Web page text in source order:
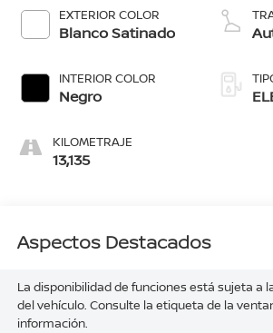
EXTERIOR COLOR
Blanco Satinado
INTERIOR COLOR
Negro
KILOMETRAJE
13,135
Aspectos Destacados
La disponibilidad de funciones está sujeta a
del vehículo. Consulte la etiqueta de la
información.